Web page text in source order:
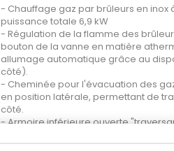
- Chauffage gaz par brûleurs en inox
puissance totale 6,9 kW
- Régulation de la flamme des
bouton de la vanne en matière
allumage automatique grâce au
côté).
- Cheminée pour l'évacuation des
en position latérale, permettant de
côté.
- Armoire inférieure ouverte